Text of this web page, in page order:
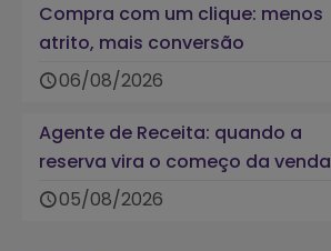
Compra com um clique: menos
atrito, mais conversão
06/08/2026
Agente de Receita: quando a
reserva vira o começo da venda
05/08/2026